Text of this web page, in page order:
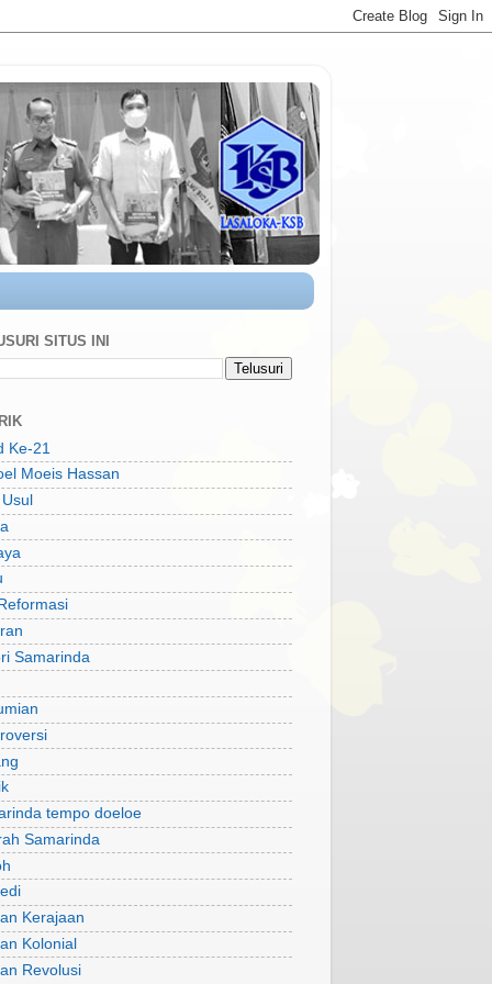
SITUS INI
Ke-21
Moeis Hassan
Samarinda
tempo doeloe
Samarinda
Kerajaan
Kolonial
Revolusi